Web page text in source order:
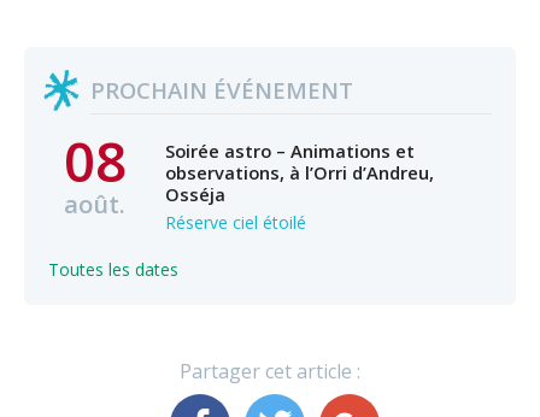
PROCHAIN ÉVÉNEMENT
08
août.
Soirée astro – Animations et
observations, à l’Orri d’Andreu,
Osséja
Réserve ciel étoilé
Toutes les dates
Partager cet article :